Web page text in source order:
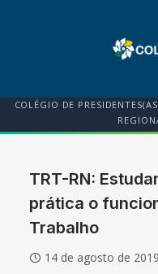
COLÉGIO DE
TRT-RN:
prática o
Trabalho
14 de agosto de 2019